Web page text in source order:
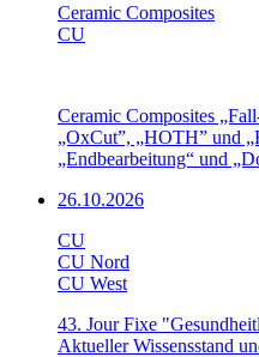
Ceramic Composites
CU
Ceramic Composites
„OxCut”, „HOTH” und
„Endbearbeitung“ und
26.10.2026
CU
CU Nord
CU West
43. Jour Fixe
Aktueller Wissensstand